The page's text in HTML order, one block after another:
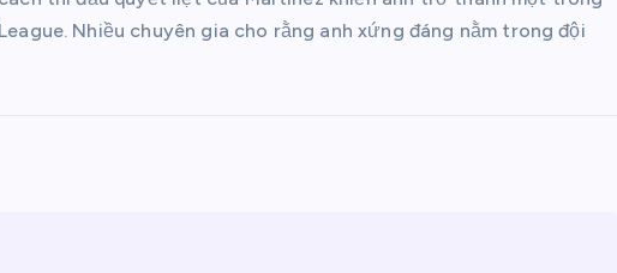
Nhiều chuyên gia cho rằng anh xứng đáng nằm trong đội